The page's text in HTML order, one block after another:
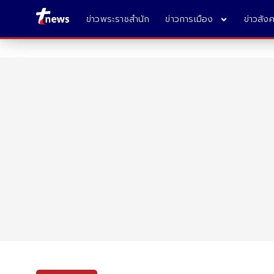
ข่าวพระราชสำนัก ข่าวการเมือง ข่าวสัง